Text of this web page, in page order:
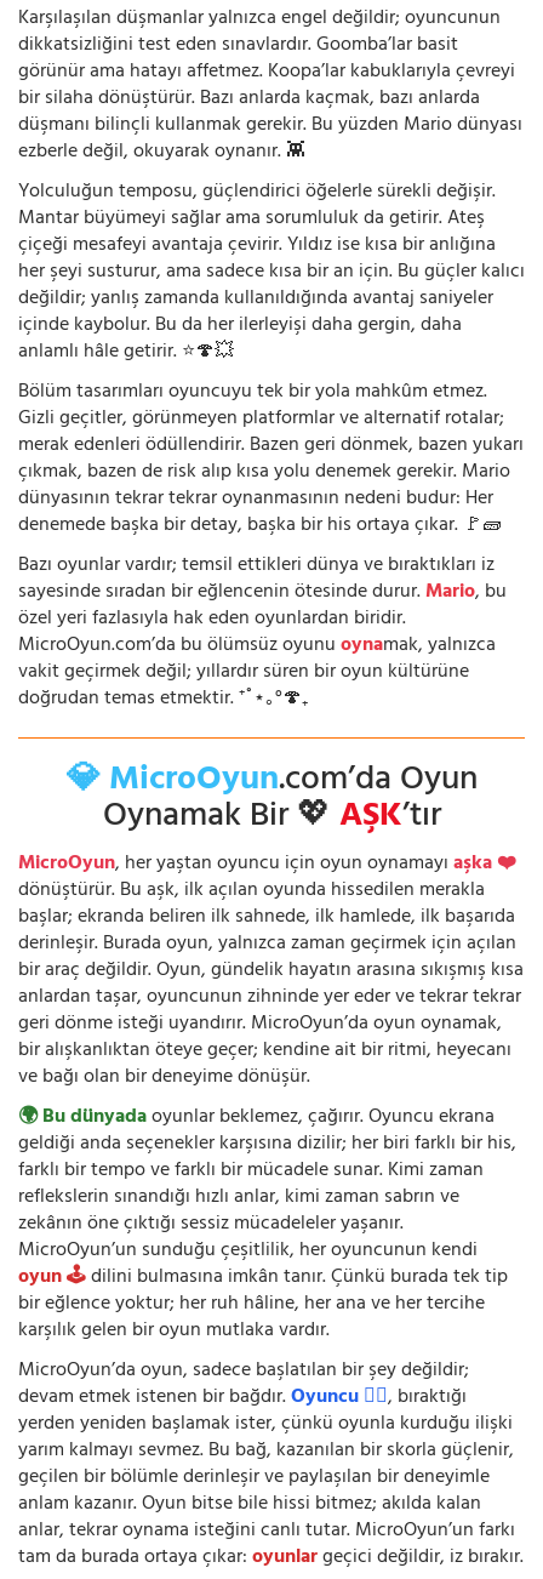
Karşılaşılan düşmanlar yalnızca engel değildir; oyuncunun
dikkatsizliğini test eden sınavlardır. Goomba’lar basit
görünür ama hatayı affetmez. Koopa’lar kabuklarıyla çevreyi
bir silaha dönüştürür. Bazı anlarda kaçmak, bazı anlarda
düşmanı bilinçli kullanmak gerekir. Bu yüzden Mario dünyası
ezberle değil, okuyarak oynanır. 👾
Yolculuğun temposu, güçlendirici öğelerle sürekli değişir.
Mantar büyümeyi sağlar ama sorumluluk da getirir. Ateş
çiçeği mesafeyi avantaja çevirir. Yıldız ise kısa bir anlığına
her şeyi susturur, ama sadece kısa bir an için. Bu güçler kalıcı
değildir; yanlış zamanda kullanıldığında avantaj saniyeler
içinde kaybolur. Bu da her ilerleyişi daha gergin, daha
anlamlı hâle getirir. ⭐🍄💥
Bölüm tasarımları oyuncuyu tek bir yola mahkûm etmez.
Gizli geçitler, görünmeyen platformlar ve alternatif rotalar;
merak edenleri ödüllendirir. Bazen geri dönmek, bazen yukarı
çıkmak, bazen de risk alıp kısa yolu denemek gerekir. Mario
dünyasının tekrar tekrar oynanmasının nedeni budur: Her
denemede başka bir detay, başka bir his ortaya çıkar. 🚩🧱
Bazı oyunlar vardır; temsil ettikleri dünya ve bıraktıkları iz
sayesinde sıradan bir eğlencenin ötesinde durur.Mario, bu
özel yeri fazlasıyla hak eden oyunlardan biridir.
MicroOyun.com’da bu ölümsüz oyunuoynamak, yalnızca
vakit geçirmek değil; yıllardır süren bir oyun kültürüne
doğrudan temas etmektir. ⁺˚⋆｡°🍄₊
💎 MicroOyun.com’da Oyun
Oynamak Bir 💖AŞK’tır
MicroOyun, her yaştan oyuncu için oyun oynamayıaşka ❤️
dönüştürür. Bu aşk, ilk açılan oyunda hissedilen merakla
başlar; ekranda beliren ilk sahnede, ilk hamlede, ilk başarıda
derinleşir. Burada oyun, yalnızca zaman geçirmek için açılan
bir araç değildir. Oyun, gündelik hayatın arasına sıkışmış kısa
anlardan taşar, oyuncunun zihninde yer eder ve tekrar tekrar
geri dönme isteği uyandırır. MicroOyun’da oyun oynamak,
bir alışkanlıktan öteye geçer; kendine ait bir ritmi, heyecanı
ve bağı olan bir deneyime dönüşür.
🌍 Bu dünyadaoyunlar beklemez, çağırır. Oyuncu ekrana
geldiği anda seçenekler karşısına dizilir; her biri farklı bir his,
farklı bir tempo ve farklı bir mücadele sunar. Kimi zaman
reflekslerin sınandığı hızlı anlar, kimi zaman sabrın ve
zekânın öne çıktığı sessiz mücadeleler yaşanır.
MicroOyun’un sunduğu çeşitlilik, her oyuncunun kendi
oyun 🕹️dilini bulmasına imkân tanır. Çünkü burada tek tip
bir eğlence yoktur; her ruh hâline, her ana ve her tercihe
karşılık gelen bir oyun mutlaka vardır.
MicroOyun’da oyun, sadece başlatılan bir şey değildir;
devam etmek istenen bir bağdır.Oyuncu 🧍‍♂️, bıraktığı
yerden yeniden başlamak ister, çünkü oyunla kurduğu ilişki
yarım kalmayı sevmez. Bu bağ, kazanılan bir skorla güçlenir,
geçilen bir bölümle derinleşir ve paylaşılan bir deneyimle
anlam kazanır. Oyun bitse bile hissi bitmez; akılda kalan
anlar, tekrar oynama isteğini canlı tutar. MicroOyun’un farkı
tam da burada ortaya çıkar:oyunlargeçici değildir, iz bırakır.